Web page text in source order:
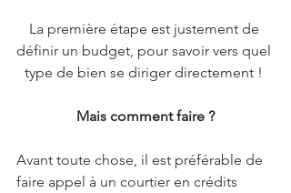
La première étape est justement de
définir un budget, pour savoir vers quel
type de bien se diriger directement !
Mais comment faire ?
Avant toute chose, il est préférable de
faire appel à un courtier en crédits